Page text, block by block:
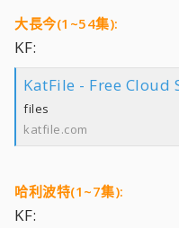
大長今(1~54集):
KF:
KatFile - Free Cloud
files
katfile.com
哈利波特(1~7集):
KF: